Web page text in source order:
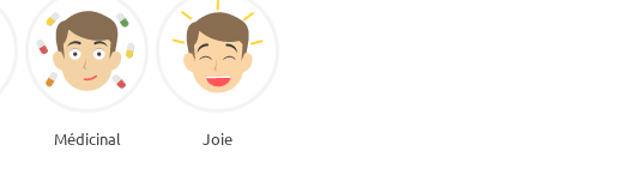
Médicinal Joie